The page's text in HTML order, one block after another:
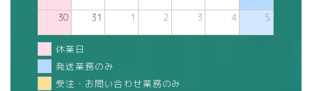
30 31 1 2 3 4 5
休業日
発送業務のみ
受注・お問い合わせ業務のみ